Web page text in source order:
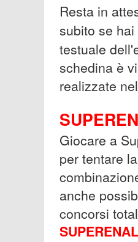
Resta in
subito se
testuale
schedina è
realizzate
Giocare a
per tentare
anche
concorsi